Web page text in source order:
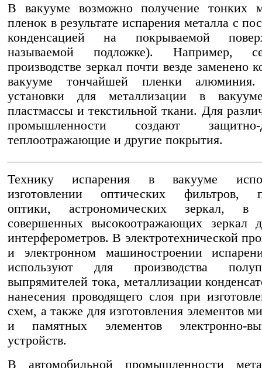
В вакууме возможно получение тонких
пленок в результате испарения металла с
конденсацией на покрываемой
называемой подложке). Например,
производстве зеркал почти везде заменено
вакууме тончайшей пленки алюминия.
установки для металлизации в
пластмассы и текстильной ткани. Для
промышленности создают защитно-
теплоотражающие и другие покрытия.
Технику испарения в вакууме
изготовлении оптических фильтров,
оптики, астрономических зеркал, в
совершенных высокоотражающих зеркал
интерферометров. В электротехнической
и электронном машиностроении
используют для производства
выпрямителей тока, металлизации
нанесения проводящего слоя при
схем, а также для изготовления элементов
и памятных элементов электронно-
устройств.
В автомобильной промышленности